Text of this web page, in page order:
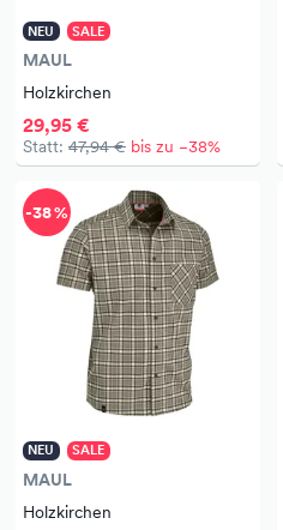
NEU SALE
MAUL
Holzkirchen
29,95 €
Statt: 47,94 € bis zu −38%
NEU SALE
MAUL
Holzkirchen
-38 %